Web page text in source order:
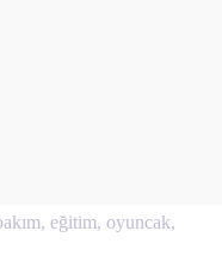
eğitim, oyuncak,